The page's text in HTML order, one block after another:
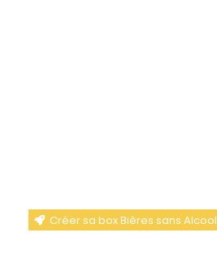
Créer sa box Bières sans Alcool